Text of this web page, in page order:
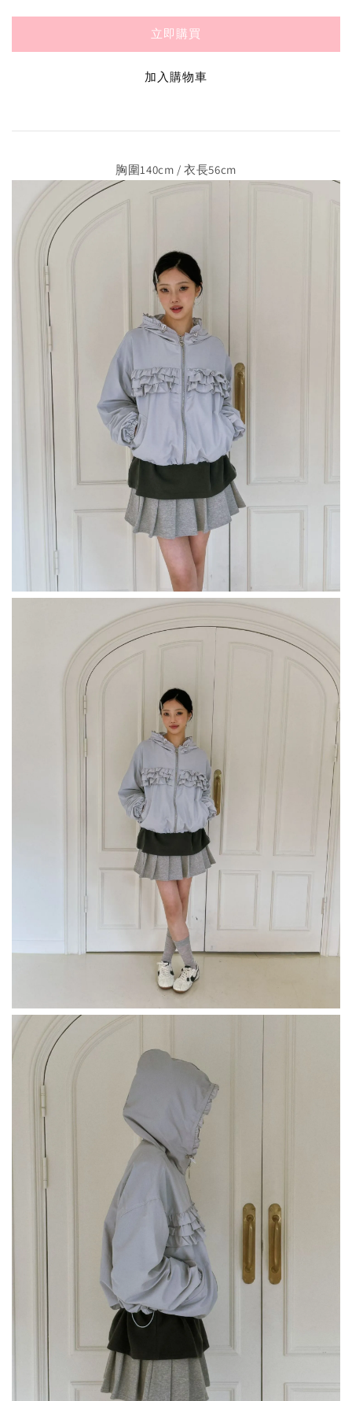
立即購買
加入購物車
胸圍140cm / 衣長56cm